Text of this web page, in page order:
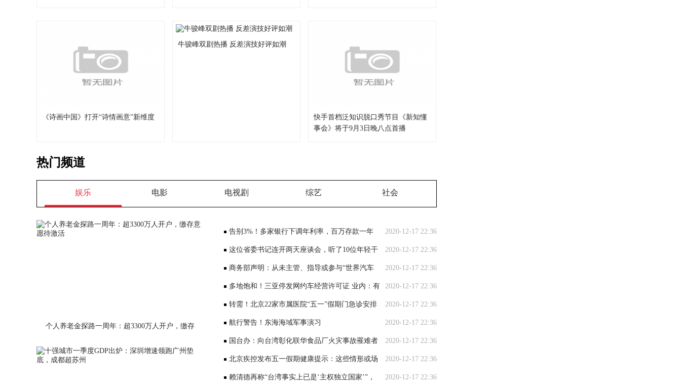
《诗画中国》打开“诗情画意”新维度
牛骏峰双剧热播 反差演技好评如潮
快手首档泛知识脱口秀节目《新知懂
事会》将于9月3日晚八点首播
热门频道
娱乐 电影 电视剧 综艺 社会
个人养老金探路一周年：超3300万人开户，缴存
2020-12-17 22:36
告别3%！多家银行下调年利率，百万存款一年
将少3000元利息 2020-12-17 22:36
这位省委书记连开两天座谈会，听了10位年轻干
部、10位女干部代表的意见 2020-12-17 22:36
商务部声明：从未主管、指导或参与“世界汽车
大会” 2020-12-17 22:36
多地饱和！三亚停发网约车经营许可证 业内：有
序竞争仍是市场主体 2020-12-17 22:36
转需！北京22家市属医院“五一”假期门急诊安排
公布 2020-12-17 22:36
航行警告！东海海域军事演习
2020-12-17 22:36
国台办：向台湾彰化联华食品厂火灾事故罹难者
表达深切哀悼 2020-12-17 22:36
北京疾控发布五一假期健康提示：这些情形或场
景要戴口罩 2020-12-17 22:36
赖清德再称“台湾事实上已是‘主权独立国家’”，